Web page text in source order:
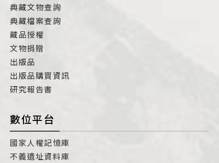
典藏文物查詢
典藏檔案查詢
藏品授權
文物捐贈
出版品
出版品購買資訊
研究報告書
數位平台
國家人權記憶庫
不義遺址資料庫